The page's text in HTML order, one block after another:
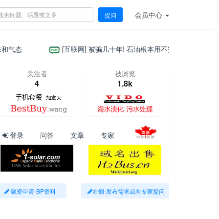
提问 会员中心
互联网] 被骗几十年! 石油根本用不完? 原来石油根本不
关注者
4
被浏览
1.8k
登录 问答 文章 专家
融资申请-BP资料 右侧-发布需求或向专家提问